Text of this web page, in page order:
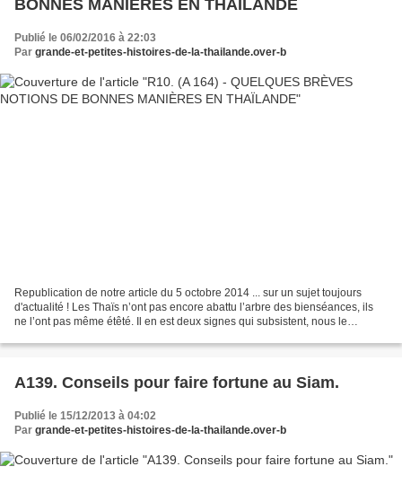
BONNES MANIÈRES EN THAÏLANDE
Publié le 06/02/2016 à 22:03
Par grande-et-petites-histoires-de-la-thailande.over-b
Republication de notre article du 5 octobre 2014 ... sur un sujet toujours
d'actualité ! Les Thaïs n’ont pas encore abattu l’arbre des bienséances, ils
ne l’ont pas même étêté. Il en est deux signes qui subsistent, nous le
A139. Conseils pour faire fortune au Siam.
Publié le 15/12/2013 à 04:02
Par grande-et-petites-histoires-de-la-thailande.over-b